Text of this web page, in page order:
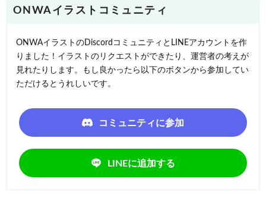
ONWAイラストコミュニティ
ONWAイラストのDiscordコミュニティとLINEアカウントを作
りました！イラストのリクエストができたり、運営者の考えが
見れたりします。もし良かったら以下のボタンから参加してい
ただけるとうれしいです。
コミュニティに参加
LINEに追加する